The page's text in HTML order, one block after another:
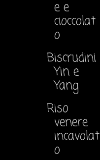
e e
cioccolat
o
Biscrudini
Yin e
Yang
Riso
venere
incavolat
o